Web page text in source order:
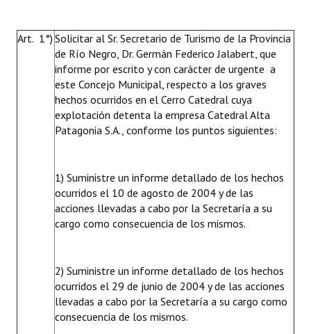
Art. 1°) Solicitar al Sr. Secretario de Turismo de la Provincia
de Río Negro, Dr. Germán Federico Jalabert, que
informe por escrito y con carácter de urgente a
este Concejo Municipal, respecto a los graves
hechos ocurridos en el Cerro Catedral cuya
explotación detenta la empresa Catedral Alta
Patagonia S.A., conforme los puntos siguientes:
1) Suministre un informe detallado de los hechos
ocurridos el 10 de agosto de 2004 y de las
acciones llevadas a cabo por la Secretaría a su
cargo como consecuencia de los mismos.
2) Suministre un informe detallado de los hechos
ocurridos el 29 de junio de 2004 y de las acciones
llevadas a cabo por la Secretaría a su cargo como
consecuencia de los mismos.